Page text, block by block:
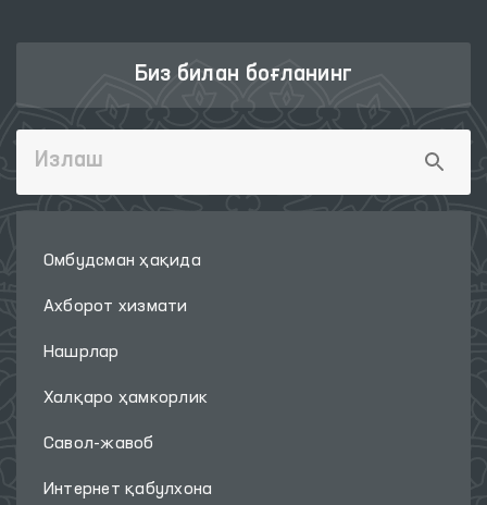
Биз билан боғланинг
Омбудсман ҳақида
Ахборот хизмати
Нашрлар
Халқаро ҳамкорлик
Савол-жавоб
Интернет қабулхона